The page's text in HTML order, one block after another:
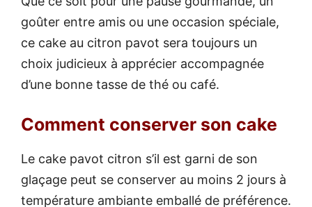
goûter entre amis ou une occasion spéciale,
ce cake au citron pavot sera toujours un
choix judicieux à apprécier accompagnée
d’une bonne tasse de thé ou café.
Comment conserver son cake
Le cake pavot citron s’il est garni de son
glaçage peut se conserver au moins 2 jours à
température ambiante emballé de préférence.